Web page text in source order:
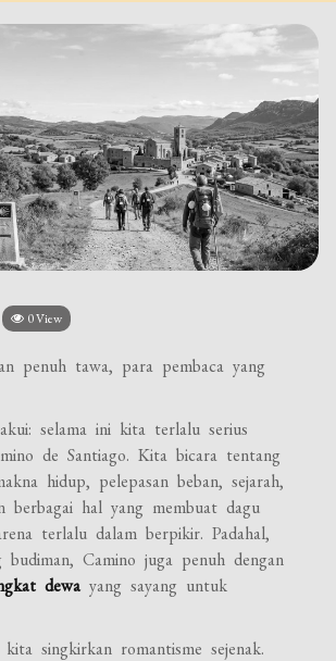
0 View
penuh tawa, para pembaca yang
selama ini kita terlalu serius
de Santiago. Kita bicara tentang
hidup, pelepasan beban, sejarah,
berbagai hal yang membuat dagu
terlalu dalam berpikir. Padahal,
budiman, Camino juga penuh dengan
dewayang sayang untuk
singkirkan romantisme sejenak.